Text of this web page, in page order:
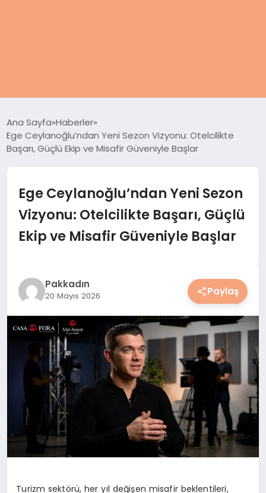
KADIN
MAGAZIN
SPOR & FITNESS
YEMEK
KIMDIR?
HESAPLAMALAR
Ana Sayfa Haberler
Ege Ceylanoğlu’ndan Yeni Sezon Vizyonu: Otelcilikte
Başarı, Güçlü Ekip ve Misafir Güveniyle Başlar
Ege Ceylanoğlu’ndan Yeni Sezon
Vizyonu: Otelcilikte Başarı, Güçlü
Ekip ve Misafir Güveniyle Başlar
Pakkadın
20 Mayıs 2026 Paylaş
Turizm sektörü, her yıl değişen misafir beklentileri,